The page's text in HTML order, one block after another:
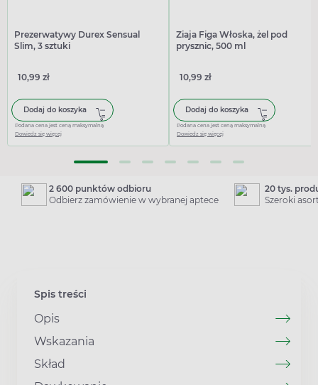
Prezerwatywy Durex Sensual
Slim, 3 sztuki
10,99 zł
Dodaj do koszyka
Podana cena jest ceną maksymalną
Dowiedz się więcej
Ziaja Figa Włoska, żel pod
prysznic, 500 ml
10,99 zł
Dodaj do koszyka
Podana cena jest ceną maksymalną
Dowiedz się więcej
2 600 punktów odbioru
Odbierz zamówienie w wybranej aptece
20 tys.
Szeroki
Spis treści
Opis
Wskazania
Skład